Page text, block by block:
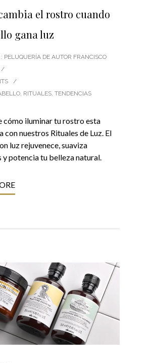
el rostro cuando
gana luz
: PELUQUERÍA DE AUTOR FRANCISCO
/
/
, RITUALES, TENDENCIAS
cómo iluminar tu rostro esta
con nuestros Rituales de Luz. El
luz rejuvenece, suaviza
y potencia tu belleza natural.